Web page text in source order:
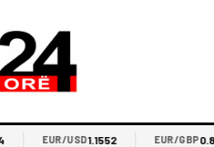
EUR/USD1.1552 EUR/GBP0.8577